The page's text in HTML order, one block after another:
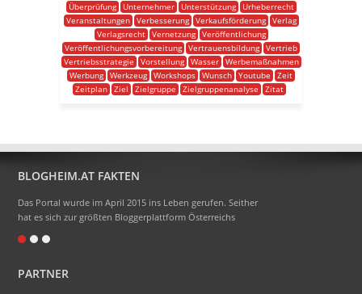
Überprüfung
Unternehmer Unterstützung
Urheberrecht
Veranstaltungen
Verbesserung Verkaufsförderung
Verlag
Verlagsrecht
Vernetzung
Veröffentlichung
Veröffentlichungsvorbereitung Vertrauensbildung Vertrieb
Vertriebsstrategie
Vorstellung Wasser
Werbemaßnahmen
Werbung Werkzeug Workshops Wunsch Youtube
Zeit
Zeitplan
Ziel Zielgruppe Zielgruppenanalyse Zitat
BLOGHEIM.AT FAKTEN
Das Portal wurde im April 2015 ins Leben gerufen. Seither
hat es sich zur größten Bloggerplattform Österreichs
nur Blogheim dazu. Die Domainendung .at sollte zum
PARTNER